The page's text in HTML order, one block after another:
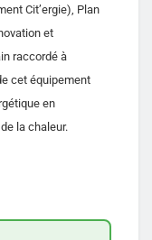
Cit’ergie), Plan
et
raccordé à
cet équipement
en
la chaleur.